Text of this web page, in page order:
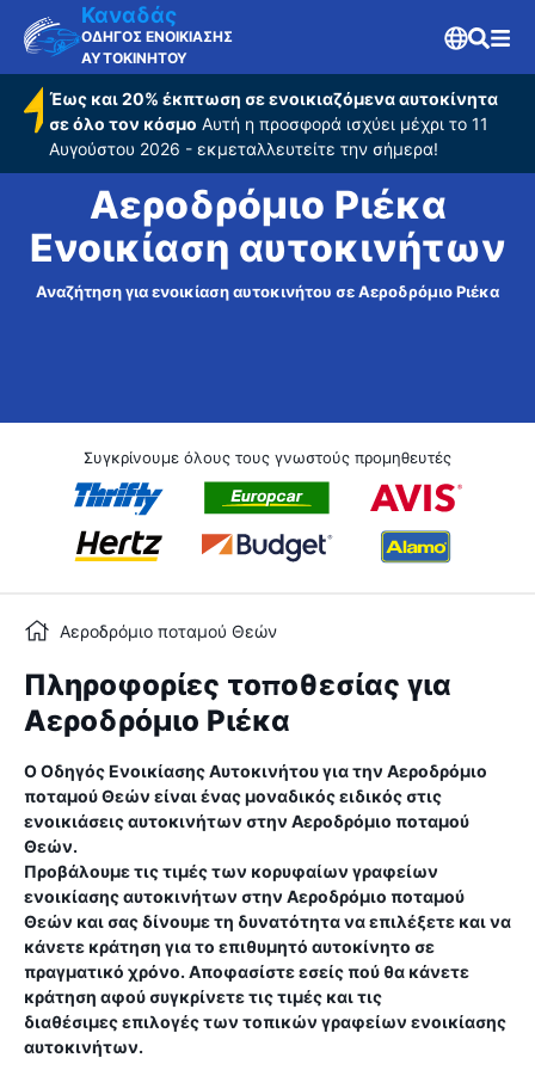
Καναδάς
ΟΔΗΓΟΣ ΕΝΟΙΚΙΑΣΗΣ
ΑΥΤΟΚΙΝΗΤΟΥ
Έως και 20% έκπτωση σε ενοικιαζόμενα αυτοκίνητα
σε όλο τον κόσμο Αυτή η προσφορά ισχύει μέχρι το 11
Αυγούστου 2026 - εκμεταλλευτείτε την σήμερα!
Αεροδρόμιο Ριέκα
Ενοικίαση αυτοκινήτων
Αναζήτηση για ενοικίαση αυτοκινήτου σε Αεροδρόμιο Ριέκα
Συγκρίνουμε όλους τους γνωστούς προμηθευτές
Αεροδρόμιο ποταμού Θεών
Πληροφορίες τοποθεσίας για
Αεροδρόμιο Ριέκα
Ο Οδηγός Ενοικίασης Αυτοκινήτου για την Αεροδρόμιο
ποταμού Θεών είναι ένας μοναδικός ειδικός στις
ενοικιάσεις αυτοκινήτων στην Αεροδρόμιο ποταμού
Θεών.
Προβάλουμε τις τιμές των κορυφαίων γραφείων
ενοικίασης αυτοκινήτων στην Αεροδρόμιο ποταμού
Θεών και σας δίνουμε τη δυνατότητα να επιλέξετε και να
κάνετε κράτηση για το επιθυμητό αυτοκίνητο σε
πραγματικό χρόνο. Αποφασίστε εσείς πού θα κάνετε
κράτηση αφού συγκρίνετε τις τιμές και τις
διαθέσιμες επιλογές των τοπικών γραφείων ενοικίασης
αυτοκινήτων.